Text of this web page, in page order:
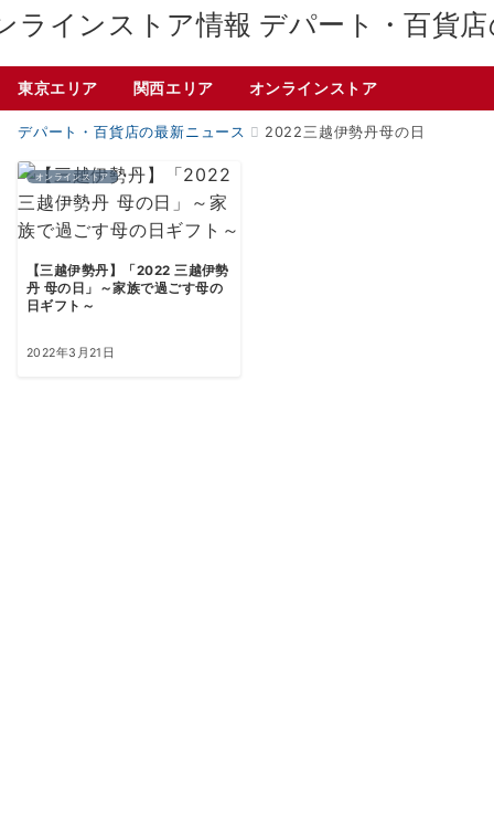
デパート・百貨
東京エリア 関西エリア オンラインストア
デパート・百貨店の最新ニュース 2022三越伊勢丹母の日
オンラインストア
【三越伊勢丹】「2022 三越伊勢
丹 母の日」～家族で過ごす母の
日ギフト～
2022年3月21日